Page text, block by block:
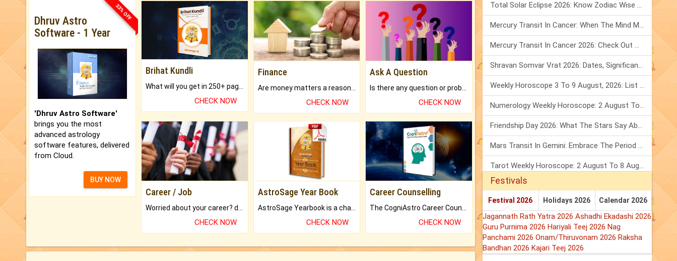
33% OFF
Dhruv Astro
Software - 1 Year
'Dhruv Astro Software'
brings you the most
advanced astrology
software features, delivered
from Cloud.
BUY NOW
Brihat Kundli
CHECK NOW
Finance
CHECK NOW
Ask A Question
CHECK NOW
Career / Job
CHECK NOW
AstroSage Year Book
CHECK NOW
Career Counselling
CHECK NOW
Total Solar Eclipse 2026: Know Zodiac Wise Prediction
Mercury Transit In Cancer: When The Mind Meets The Heart!
Mercury Transit In Cancer 2026: Check Out What It Brings For You
Shravan Somvar Vrat 2026: Dates, Significance & Rituals In August
Weekly Horoscope 3 To 9 August, 2026: List Of Fasts & Festivals
Numerology Weekly Horoscope: 2 August To 8 August, 2026
Friendship Day 2026: What The Stars Say About Your Best Friend!
Mars Transit In Gemini: Embrace The Period Full Of Energy & Intelligence
Tarot Weekly Horoscope: 2 August To 8 August, 2026
Festivals
Festival 2026 Holidays 2026 Calendar 2026
Jagannath Rath Yatra 2026 Ashadhi Ekadashi 2026
Guru Purnima 2026 Hariyali Teej 2026 Nag
Panchami 2026 Onam/Thiruvonam 2026 Raksha
Bandhan 2026 Kajari Teej 2026